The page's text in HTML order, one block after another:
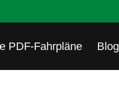
PDF-Fahrpläne Blog